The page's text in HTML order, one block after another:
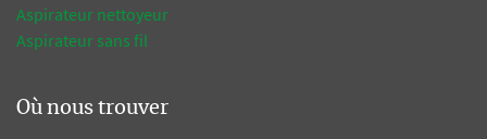
Aspirateur nettoyeur
Aspirateur sans fil
Où nous trouver